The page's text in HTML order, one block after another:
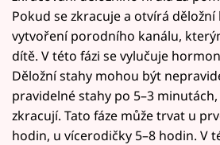
Pokud se zkracuje a otvírá
vytvoření porodního kanálu,
dítě. V této fázi se vylučuje
Děložní stahy mohou být
pravidelné stahy po 5–3
zkracují. Tato fáze může trvat u
hodin, u vícerodičky 5–8 hodin. V